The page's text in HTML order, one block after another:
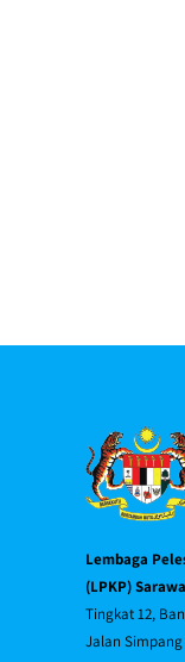
Lembaga
(LPKP)
Tingkat 12,
Jalan Simpang